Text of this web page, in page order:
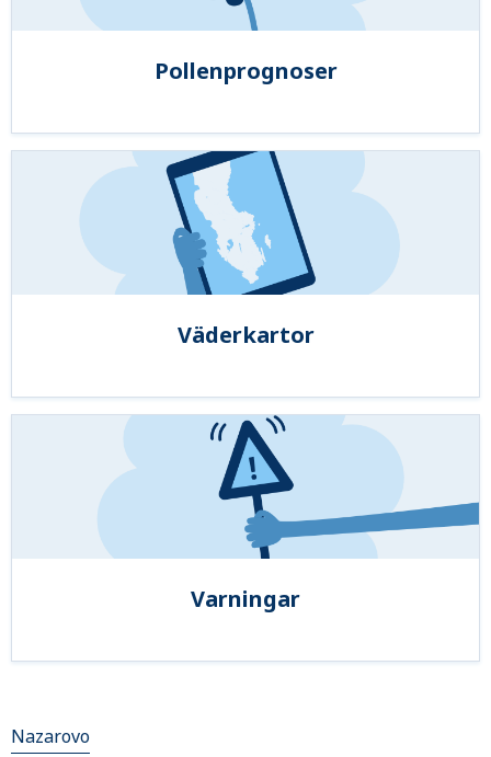
Pollenprognoser
Väderkartor
Varningar
Nazarovo